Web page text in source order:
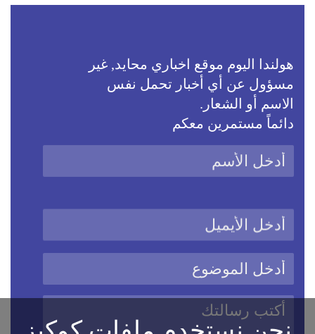
هولندا اليوم موقع اخباري محايد, غير
مسؤول عن أي أخبار تحمل نفس
الاسم أو الشعار.
دائماً مستمرين معكم